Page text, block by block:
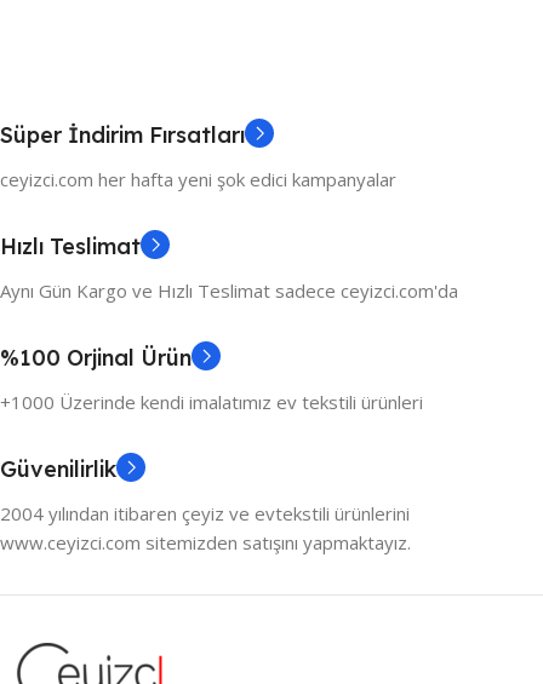
Süper İndirim Fırsatları
ceyizci.com her hafta yeni şok edici kampanyalar
Hızlı Teslimat
Aynı Gün Kargo ve Hızlı Teslimat sadece ceyizci.com'da
%100 Orjinal Ürün
+1000 Üzerinde kendi imalatımız ev tekstili ürünleri
Güvenilirlik
2004 yılından itibaren çeyiz ve evtekstili ürünlerini
www.ceyizci.com sitemizden satışını yapmaktayız.